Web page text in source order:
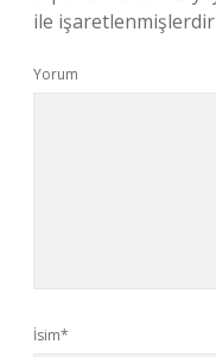
ile işaretlenmişlerdir
Yorum
İsim*